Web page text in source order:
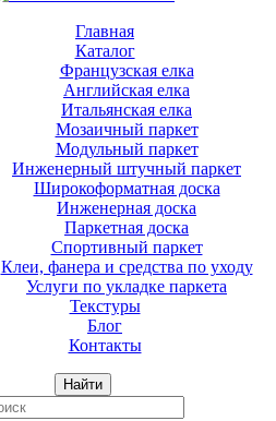
Главная
Каталог
Французская елка
Английская елка
Итальянская елка
Мозаичный паркет
Модульный паркет
Инженерный штучный паркет
Широкоформатная доска
Инженерная доска
Паркетная доска
Спортивный паркет
Клеи, фанера и средства по уходу
Услуги по укладке паркета
Текстуры
Блог
Контакты
Найти